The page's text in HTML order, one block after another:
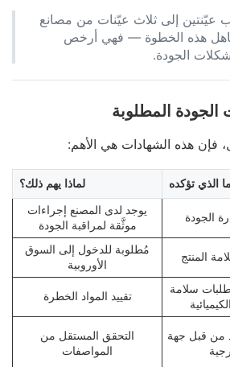
عيّنتين إلى ثلاث عيّنات من مصانع
هذه الخطوة — فهي أرخص
الجودة.
فإن هذه الشهادات هي الأهم:
ما الذي تؤكده لماذا يهم ذلك؟
الجودة
يوجد لدى المصنع إجراءات
موثَّقة لمراقبة الجودة
المنتج
مُطلوبة للدخول إلى السوق
الأوروبية
سلامة
تقييد المواد الخطرة
من قبل جهة
التحقق المستقل من
المواصفات